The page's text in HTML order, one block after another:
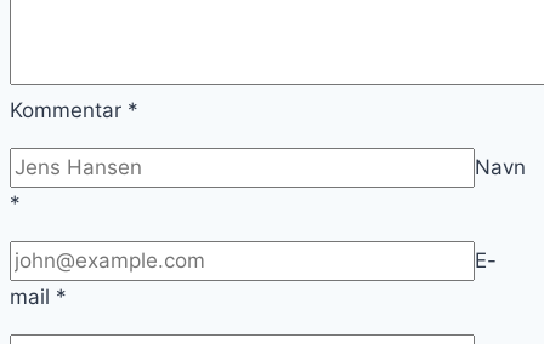
Kommentar *
Navn
*
E-
mail *